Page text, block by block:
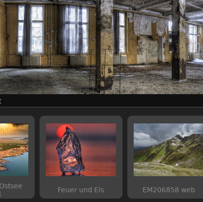
Feuer und Eis EM206858 web